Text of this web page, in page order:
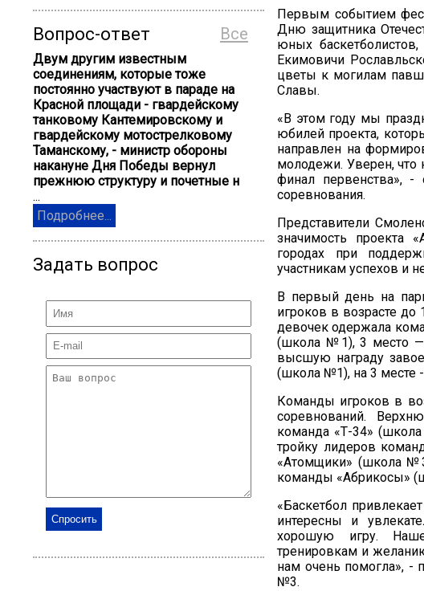
Все
Вопрос-ответ
Двум другим известным
соединениям, которые тоже
постоянно участвуют в параде на
Красной площади - гвардейскому
танковому Кантемировскому и
гвардейскому мотострелковому
Таманскому, - министр обороны
накануне Дня Победы вернул
прежнюю структуру и почетные н
...
Подробнее...
Задать вопрос
Первым событием
Дню защитника
юных
Екимовичи
цветы к могилам
Славы.
«В этом году мы
юбилей проекта,
направлен на
молодежи. Уверен,
финал первенства», -
соревнования.
Представители
значимость проекта
городах при
участникам успехов и
В первый день на
игроков в возрасте
девочек одержала
(школа №1), 3 место
высшую награду
(школа №1), на 3 месте
Команды игроков в
соревнований.
команда «Т-34»
тройку лидеров
«Атомщики» (школа
команды «Абрикосы»
«Баскетбол
интересны и
хорошую игру.
тренировкам и
нам очень помогла», -
№3.